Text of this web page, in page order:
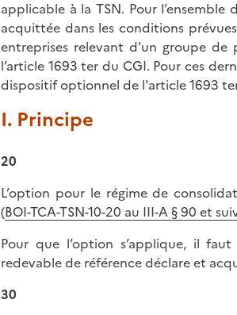
applicable à la TSN. Pour
acquittée dans les conditions
entreprises relevant d'un groupe de
l’article 1693 ter du CGI. Pour ces
dispositif optionnel de l'article 1693
I. Principe
20
L’option pour le régime de
(BOI-TCA-TSN-10-20 au III-A § 90 et
Pour que l’option s’applique, il
redevable de référence déclare et
30